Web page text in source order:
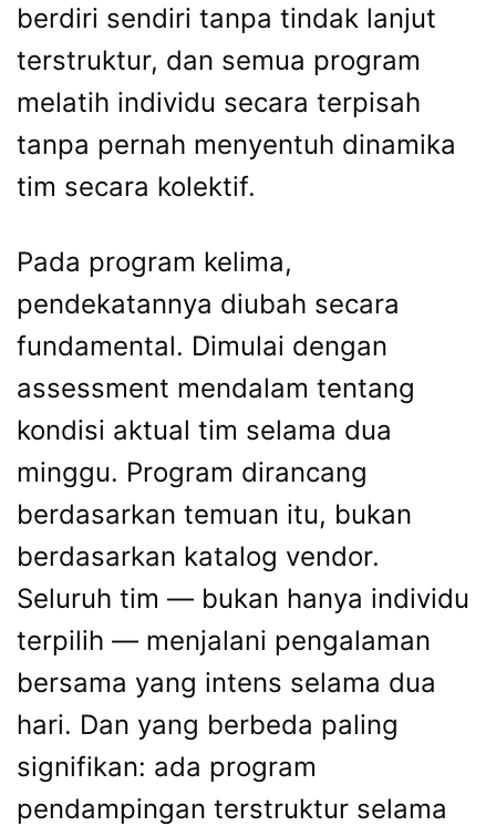
berdiri sendiri tanpa tindak lanjut
terstruktur, dan semua program
melatih individu secara terpisah
tanpa pernah menyentuh dinamika
tim secara kolektif.
Pada program kelima,
pendekatannya diubah secara
fundamental. Dimulai dengan
assessment mendalam tentang
kondisi aktual tim selama dua
minggu. Program dirancang
berdasarkan temuan itu, bukan
berdasarkan katalog vendor.
Seluruh tim — bukan hanya individu
terpilih — menjalani pengalaman
bersama yang intens selama dua
hari. Dan yang berbeda paling
signifikan: ada program
pendampingan terstruktur selama